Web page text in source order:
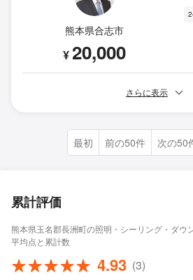
熊本県合志市
¥20,000
さらに表示
最初 前の50件 次の50
累計評価
熊本県玉名郡長洲町の照明・シーリング・ダウ
平均点と累計数
4.93 (3)